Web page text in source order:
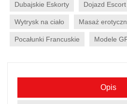
Dubajskie Eskorty Dojazd Escort
Wytrysk na ciało Masaż
Pocałunki Francuskie Modele
Opis